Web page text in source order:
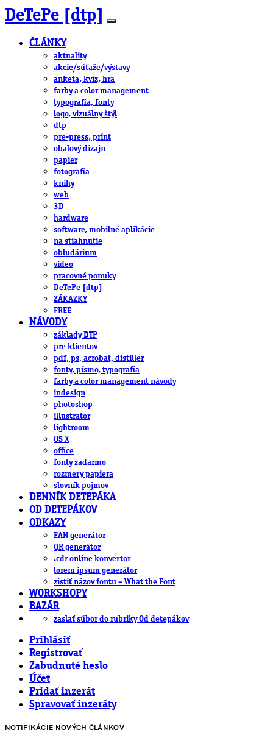
DeTePe [dtp]
ČLÁNKY
aktuality
akcie/súťaže/výstavy
anketa, kvíz, hra
farby a color management
typografia, fonty
logo, vizuálny štýl
dtp
pre-press, print
obalový dizajn
papier
fotografia
knihy
web
3D
hardware
software, mobilné aplikácie
na stiahnutie
obludárium
video
pracovné ponuky
DeTePe [dtp]
ZÁKAZKY
FREE
NÁVODY
základy DTP
pre klientov
pdf, ps, acrobat, distiller
fonty, písmo, typografia
farby a color management návody
indesign
photoshop
illustrator
lightroom
OS X
office
fonty zadarmo
rozmery papiera
slovník pojmov
DENNÍK DETEPÁKA
OD DETEPÁKOV
ODKAZY
EAN generátor
QR generátor
.cdr online konvertor
lorem ipsum generátor
zistiť názov fontu – What the Font
WORKSHOPY
BAZÁR
zaslať súbor do rubriky Od detepákov
Prihlásiť
Registrovať
Zabudnuté heslo
Účet
Pridať inzerát
Spravovať inzeráty
NOTIFIKÁCIE NOVÝCH ČLÁNKOV